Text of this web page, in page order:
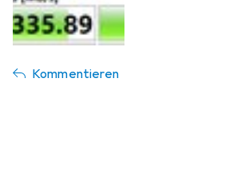
Kommentieren